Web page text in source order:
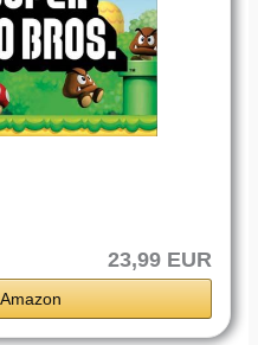
23,99 EUR